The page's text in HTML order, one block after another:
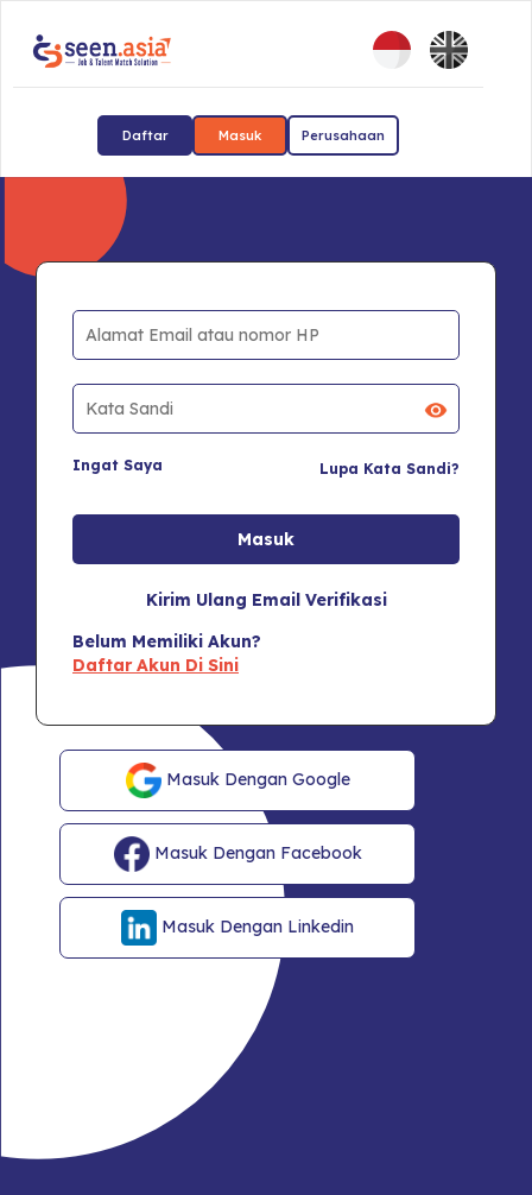
Daftar Masuk Perusahaan
Ingat Saya Lupa Kata Sandi?
Kirim Ulang Email Verifikasi
Belum Memiliki Akun?
Daftar Akun Di Sini
Masuk Dengan Google
Masuk Dengan Facebook
Masuk Dengan Linkedin